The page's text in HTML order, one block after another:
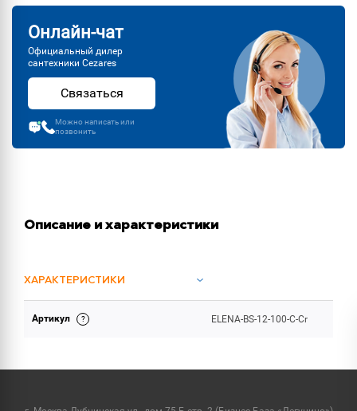
Онлайн-чат
Официальный дилер
сантехники Cezares
Связаться
Можно написать или
позвонить
Описание и характеристики
ХАРАКТЕРИСТИКИ
ОБЪЕМ ПОСТАВКИ
Артикул ELENA-BS-12-100-C-Cr